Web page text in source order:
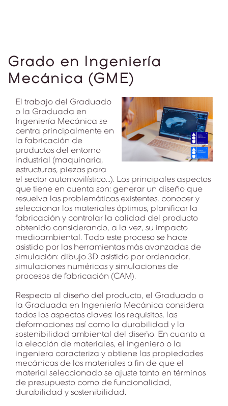
Grado en Ingeniería
Mecánica (GME)
El trabajo del Graduado
o la Graduada en
Ingeniería Mecánica se
centra principalmente en
la fabricación de
productos del entorno
industrial (maquinaria,
estructuras, piezas para
el sector automovilístico...). Los principales aspectos
que tiene en cuenta son: generar un diseño que
resuelva las problemáticas existentes, conocer y
seleccionar los materiales óptimos, planificar la
fabricación y controlar la calidad del producto
obtenido considerando, a la vez, su impacto
medioambiental. Todo este proceso se hace
asistido por las herramientas más avanzadas de
simulación: dibujo 3D asistido por ordenador,
simulaciones numéricas y simulaciones de
procesos de fabricación (CAM).
Respecto al diseño del producto, el Graduado o
la Graduada en Ingeniería Mecánica considera
todos los aspectos claves: los requisitos, las
deformaciones así como la durabilidad y la
sostenibilidad ambiental del diseño. En cuanto a
la elección de materiales, el ingeniero o la
ingeniera caracteriza y obtiene las propiedades
mecánicas de los materiales a fin de que el
material seleccionado se ajuste tanto en términos
de presupuesto como de funcionalidad,
durabilidad y sostenibilidad.